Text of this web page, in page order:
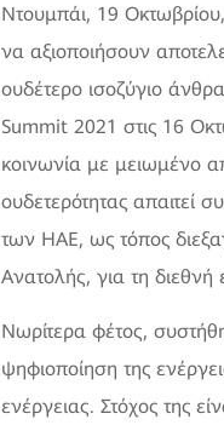
Ντουμπάι, 19
να αξιοποιήσουν
ουδέτερο ισοζύγιο
Summit 2021 στις 16
κοινωνία με μειωμένο
ουδετερότητας απαιτεί
των ΗΑΕ, ως τόπος
Ανατολής, για τη
Νωρίτερα φέτος,
ψηφιοποίηση της
ενέργειας. Στόχος της